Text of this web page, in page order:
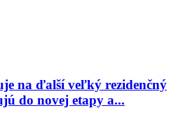
na ďalší veľký rezidenčný
do novej etapy a...